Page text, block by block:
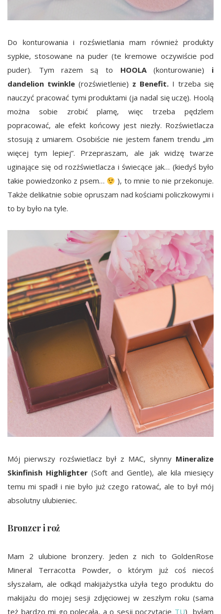
Do konturowania i rozświetlania mam również produkty
sypkie, stosowane na puder (te kremowe oczywiście pod
puder). Tym razem są to HOOLA(konturowanie) i
dandelion twinkle (rozświetlenie) z Benefit. I trzeba się
nauczyć pracować tymi produktami (ja nadal się uczę). Hoolą
można sobie zrobić plamę, więc trzeba pędzlem
popracować, ale efekt końcowy jest niezły. Rozświetlacza
stosują z umiarem. Osobiście nie jestem fanem trendu „im
więcej tym lepiej”. Przepraszam, ale jak widzę twarze
uginające się od rozżświetlacza i świecące jak… (kiedyś było
takie powiedzonko z psem…
), to mnie to nie przekonuje.
Także delikatnie sobie opruszam nad kościami policzkowymi i
to by było na tyle.
Mój pierwszy rozświetlacz był z MAC, słynny Mineralize
Skinfinish Highlighter (Soft and Gentle), ale kila miesięcy
temu mi spadł i nie było już czego ratować, ale to był mój
absolutny ulubieniec.
Bronzer i roż
Mam 2 ulubione bronzery. Jeden z nich to GoldenRose
Mineral Terracotta Powder, o którym już coś niecoś
słyszałam, ale odkąd makijażystka użyła tego produktu do
makijażu do mojej sesji zdjęciowej w zeszłym roku (sama
też bardzo mi go polecała, a o sesji poczytacie TU) byłam